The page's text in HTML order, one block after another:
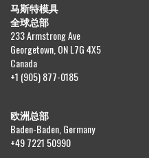
马斯特模具
全球总部
233 Armstrong Ave
Georgetown, ON L7G 4X5
Canada
+1 (905) 877-0185
欧洲总部
Baden-Baden, Germany
+49 7221 50990